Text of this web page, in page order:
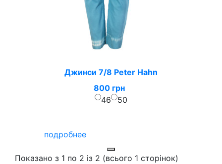
Джинси 7/8 Peter Hahn
800 грн
46
50
подробнее
Показано з 1 по 2 із 2 (всього 1 сторінок)